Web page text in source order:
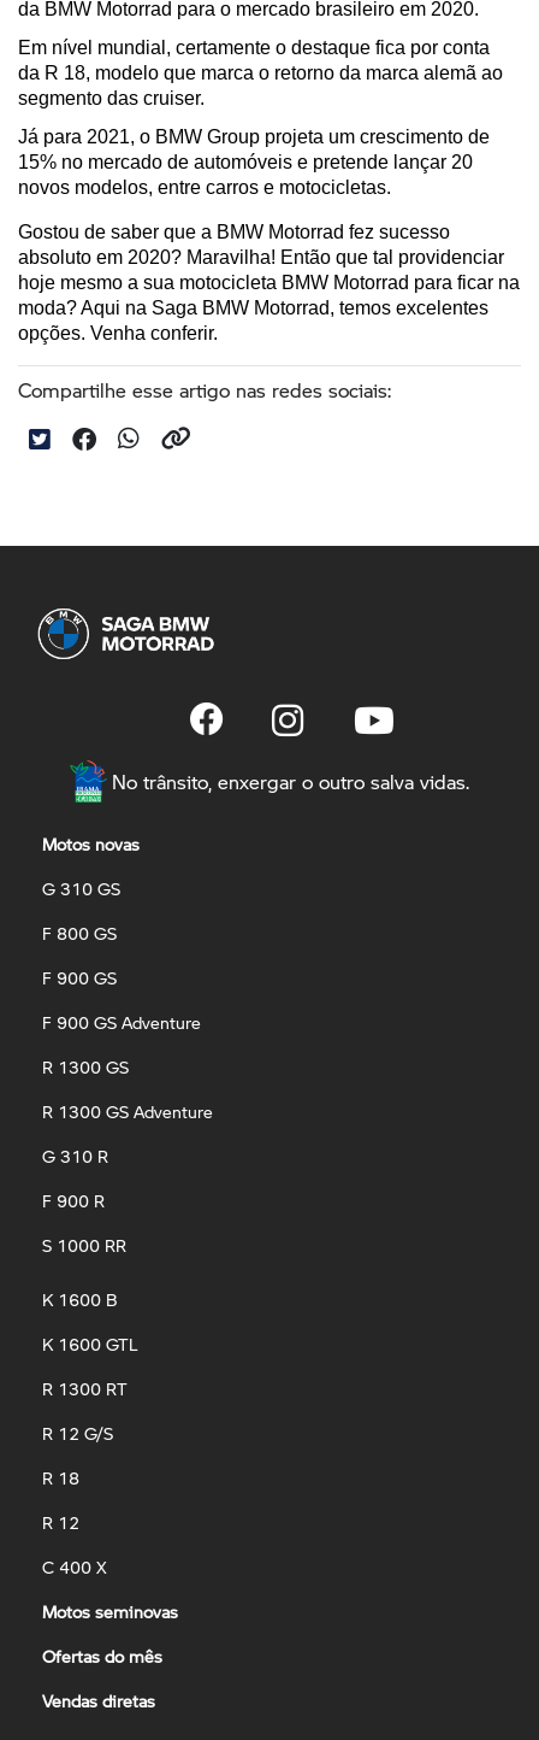
da BMW Motorrad para o mercado brasileiro em 2020.
Em nível mundial, certamente o destaque fica por conta
da R 18, modelo que marca o retorno da marca alemã ao
segmento das cruiser.
Já para 2021, o BMW Group projeta um crescimento de
15% no mercado de automóveis e pretende lançar 20
novos modelos, entre carros e motocicletas.
Gostou de saber que a BMW Motorrad fez sucesso
absoluto em 2020? Maravilha! Então que tal providenciar
hoje mesmo a sua motocicleta BMW Motorrad para ficar na
moda? Aqui na Saga BMW Motorrad, temos excelentes
opções. Venha conferir.
Compartilhe esse artigo nas redes sociais:
No trânsito, enxergar o outro salva vidas.
Motos novas
G 310 GS
F 800 GS
F 900 GS
F 900 GS Adventure
R 1300 GS
R 1300 GS Adventure
G 310 R
F 900 R
S 1000 RR
K 1600 B
K 1600 GTL
R 1300 RT
R 12 G/S
R 18
R 12
C 400 X
Motos seminovas
Ofertas do mês
Vendas diretas